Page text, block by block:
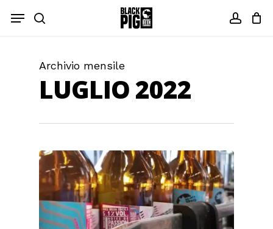
cerca conto
Menu
Archivio mensile
LUGLIO 2022